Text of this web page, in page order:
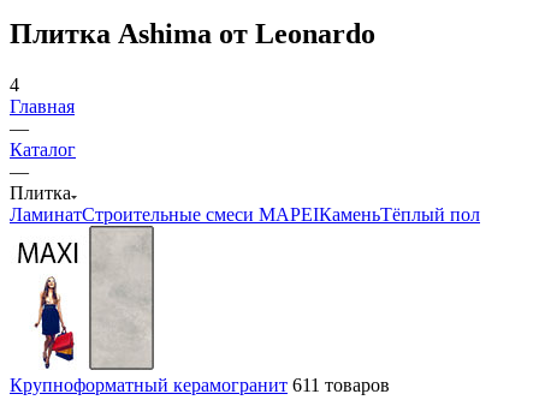
Плитка Ashima от Leonardo
4
Главная
—
Каталог
—
Плитка
ЛаминатСтроительные смеси MAPEIКаменьТёплый пол
Крупноформатный керамогранит 611 товаров